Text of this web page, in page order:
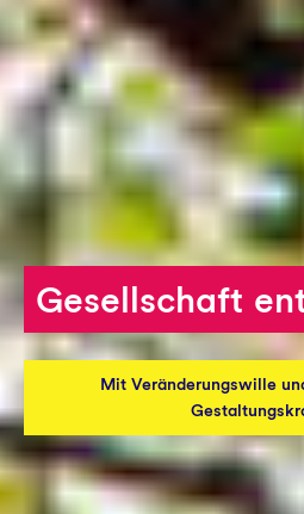
Förderprojekte
Initiative ergreifen
Aktuelles
Gesellschaft
Mit Veränderungswille